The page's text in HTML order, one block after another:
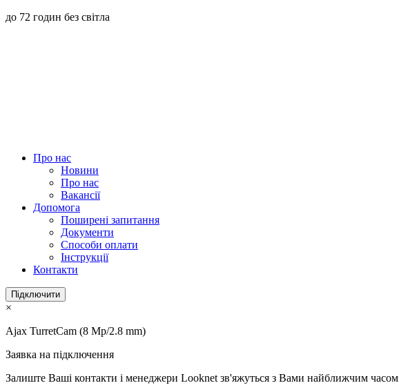
до 72 годин без світла
Про нас
Новини
Про нас
Вакансії
Допомога
Поширені запитання
Документи
Способи оплати
Інструкції
Контакти
Підключити
×
Ajax TurretCam (8 Mp/2.8 mm)
Заявка на підключення
Залиште Ваші контакти і менеджери Looknet зв'яжуться з Вами найближчим часом